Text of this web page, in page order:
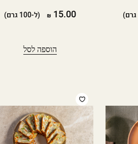
15.00 (ל-100 גרם)
הוספה לסל